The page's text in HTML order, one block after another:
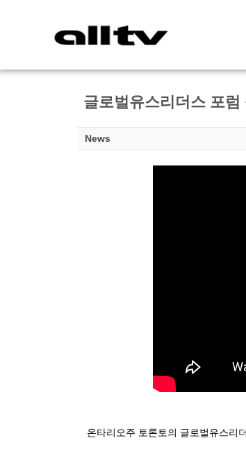
글로벌유스리더스 포
News
온타리오주 토론토의 글로벌유스리